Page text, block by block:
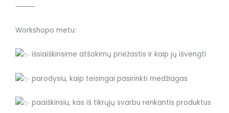
⸻
Workshopo metu:
išsiaiškinsime atšokimų priežastis ir kaip jų išvengti
parodysiu, kaip teisingai pasirinkti medžiagas
paaiškinsiu, kas iš tikrųjų svarbu renkantis produktus